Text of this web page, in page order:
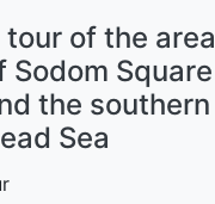
tour of the area
Sodom Square
the southern
Sea